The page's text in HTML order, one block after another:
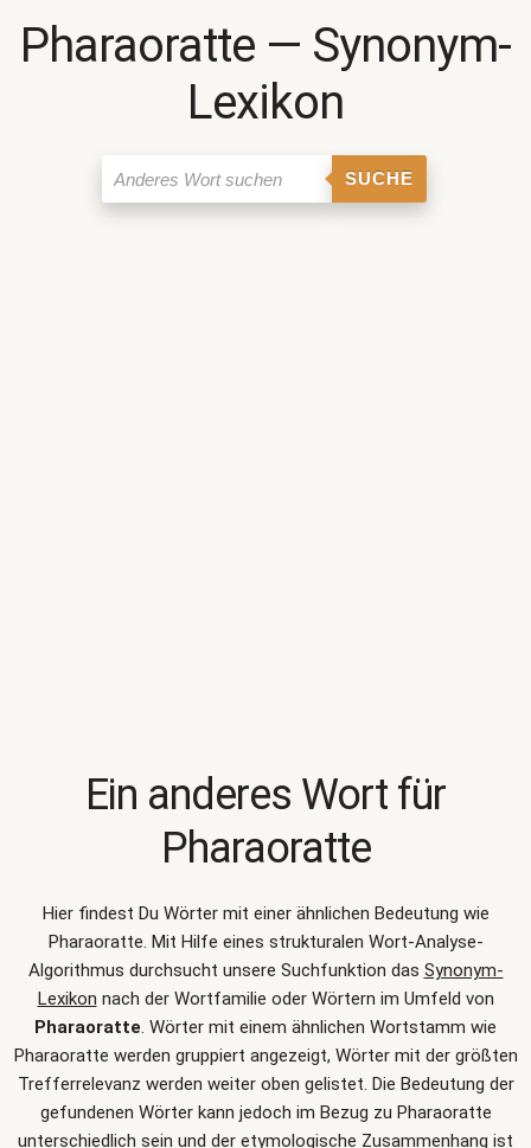
Pharaoratte ― Synonym-
Lexikon
SUCHE
Ein anderes Wort für
Pharaoratte
Hier findest Du Wörter mit einer ähnlichen Bedeutung wie
Pharaoratte. Mit Hilfe eines strukturalen Wort-Analyse-
Algorithmus durchsucht unsere Suchfunktion das Synonym-
Lexikon nach der Wortfamilie oder Wörtern im Umfeld von
Pharaoratte. Wörter mit einem ähnlichen Wortstamm wie
Pharaoratte werden gruppiert angezeigt, Wörter mit der größten
Trefferrelevanz werden weiter oben gelistet. Die Bedeutung der
gefundenen Wörter kann jedoch im Bezug zu Pharaoratte
unterschiedlich sein und der etymologische Zusammenhang ist